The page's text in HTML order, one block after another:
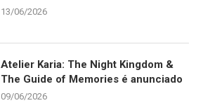
13/06/2026
Atelier Karia: The Night Kingdom &
The Guide of Memories é anunciado
09/06/2026